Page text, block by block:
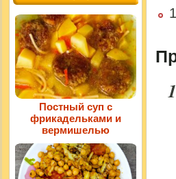
Постный суп с
фрикадельками и
вермишелью